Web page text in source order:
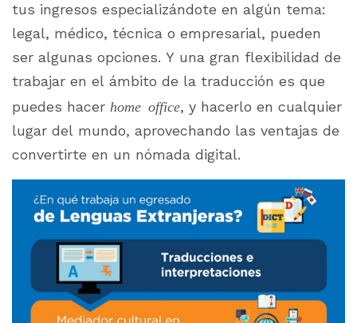
tus ingresos especializándote en algún tema:
legal, médico, técnica o empresarial, pueden
ser algunas opciones. Y una gran flexibilidad de
trabajar en el ámbito de la traducción es que
puedes hacer home office, y hacerlo en cualquier
lugar del mundo, aprovechando las ventajas de
convertirte en un nómada digital.